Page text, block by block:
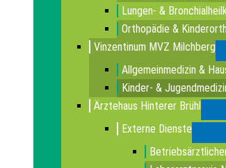
Lungen- &
Orthopädie &
Vinzentinum MVZ Milchberg
Allgemeinmedizin &
Kinder- &
Ärztehaus Hinterer Brühl
Externe Dienste